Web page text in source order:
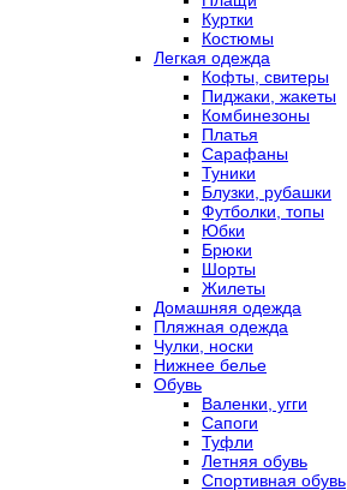
Куртки
Костюмы
Легкая одежда
Кофты, свитеры
Пиджаки, жакеты
Комбинезоны
Платья
Сарафаны
Туники
Блузки, рубашки
Футболки, топы
Юбки
Брюки
Шорты
Жилеты
Домашняя одежда
Пляжная одежда
Чулки, носки
Нижнее белье
Обувь
Валенки, угги
Сапоги
Туфли
Летняя обувь
Спортивная обувь